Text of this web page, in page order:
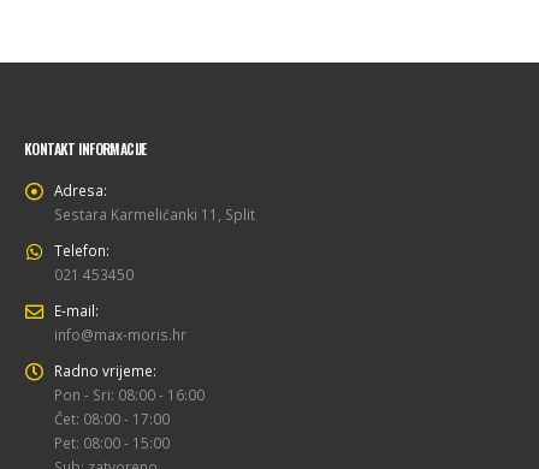
KONTAKT INFORMACIJE
Adresa:
Sestara Karmelićanki 11, Split
Telefon:
021 453450
E-mail:
info@max-moris.hr
Radno vrijeme:
Pon - Sri: 08:00 - 16:00
Čet: 08:00 - 17:00
Pet: 08:00 - 15:00